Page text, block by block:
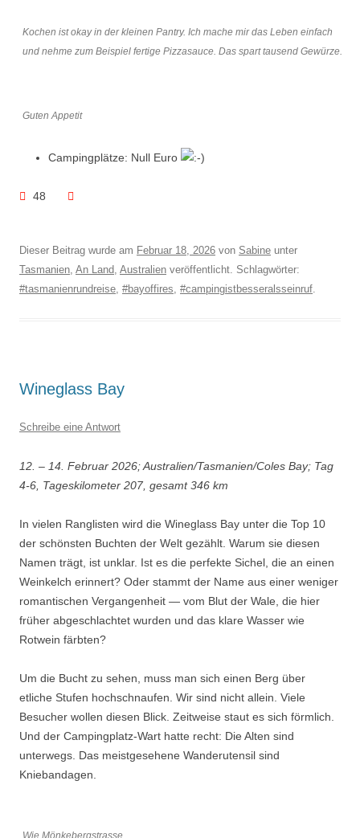
Kochen ist okay in der kleinen Pantry. Ich mache mir das Leben einfach
und nehme zum Beispiel fertige Pizzasauce. Das spart tausend Gewürze.
Guten Appetit
Campingplätze: Null Euro
48
Dieser Beitrag wurde am Februar 18, 2026 von Sabine unter
Tasmanien, An Land, Australien veröffentlicht. Schlagwörter:
#tasmanienrundreise, #bayoffires, #campingistbesseralsseinruf.
Wineglass Bay
Schreibe eine Antwort
12. – 14. Februar 2026; Australien/Tasmanien/Coles Bay; Tag
4-6, Tageskilometer 207, gesamt 346 km
In vielen Ranglisten wird die Wineglass Bay unter die Top 10
der schönsten Buchten der Welt gezählt. Warum sie diesen
Namen trägt, ist unklar. Ist es die perfekte Sichel, die an einen
Weinkelch erinnert? Oder stammt der Name aus einer weniger
romantischen Vergangenheit — vom Blut der Wale, die hier
früher abgeschlachtet wurden und das klare Wasser wie
Rotwein färbten?
Um die Bucht zu sehen, muss man sich einen Berg über
etliche Stufen hochschnaufen. Wir sind nicht allein. Viele
Besucher wollen diesen Blick. Zeitweise staut es sich förmlich.
Und der Campingplatz-Wart hatte recht: Die Alten sind
unterwegs. Das meistgesehene Wanderutensil sind
Kniebandagen.
Wie Mönkebergstrasse